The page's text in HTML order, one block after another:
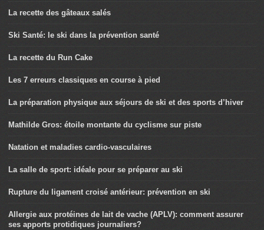
La recette des gâteaux salés
Ski Santé: le ski dans la prévention santé
La recette du Run Cake
Les 7 erreurs classiques en course à pied
La préparation physique aux séjours de ski et des sports d’hiver
Mathilde Gros: étoile montante du cyclisme sur piste
Natation et maladies cardio-vasculaires
La salle de sport: idéale pour se préparer au ski
Rupture du ligament croisé antérieur: prévention en ski
Allergie aux protéines de lait de vache (APLV): comment assurer
ses apports protidiques journaliers?